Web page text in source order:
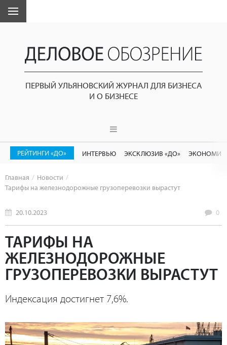
ПЕРВЫЙ УЛЬЯНОВСКИЙ ЖУРНАЛ ДЛЯ БИЗНЕСА
И О БИЗНЕСЕ
РЕЙТИНГИ «ДО» ИНТЕРВЬЮ ЭКСКЛЮЗИВ «ДО»
Главная
Новости
Тарифы на железнодорожные грузоперевозки вырастут
20.10.2023 0
ТАРИФЫ НА
ЖЕЛЕЗНОДОРОЖНЫЕ
ГРУЗОПЕРЕВОЗКИ ВЫРАСТУТ
Индексация достигнет 7,6%.